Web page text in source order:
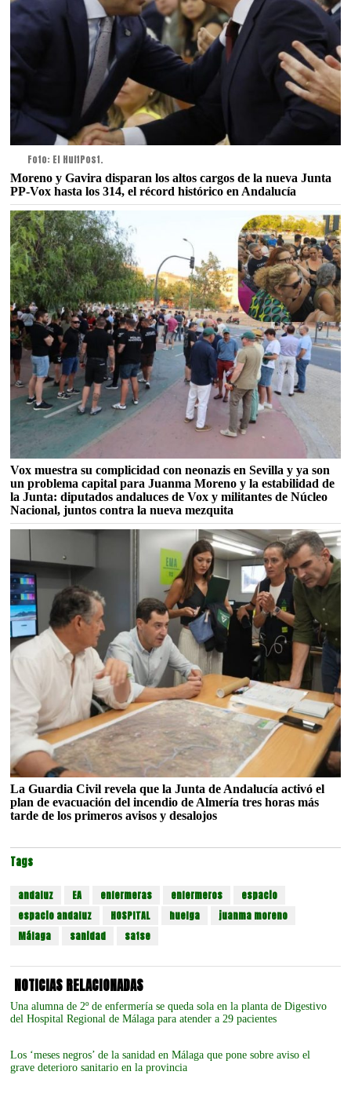
Foto: El HuffPost.
Moreno y Gavira disparan los altos cargos de la nueva Junta
PP-Vox hasta los 314, el récord histórico en Andalucía
Vox muestra su complicidad con neonazis en Sevilla y ya son
un problema capital para Juanma Moreno y la estabilidad de
la Junta: diputados andaluces de Vox y militantes de Núcleo
Nacional, juntos contra la nueva mezquita
La Guardia Civil revela que la Junta de Andalucía activó el
plan de evacuación del incendio de Almería tres horas más
tarde de los primeros avisos y desalojos
Tags
andaluz EA enfermeras enfermeros
espacio
espacio andaluz
HOSPITAL huelga
juanma moreno
Málaga
sanidad satse
NOTICIAS RELACIONADAS
Una alumna de 2º de enfermería se queda sola en la planta de Digestivo
del Hospital Regional de Málaga para atender a 29 pacientes
Los ‘meses negros’ de la sanidad en Málaga que pone sobre aviso el
grave deterioro sanitario en la provincia